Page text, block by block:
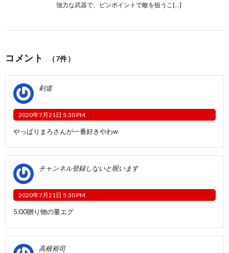
強力な武器で、ピンポイントで敵を狙うこ[…]
コメント （7件）
剣道
2020年7月21日 5:30 PM
やっぱりまろさんが一番好きやわw
チャンネル登録しないと呪います
2020年7月21日 5:30 PM
5:00贈り物の量エグ
高根裕司